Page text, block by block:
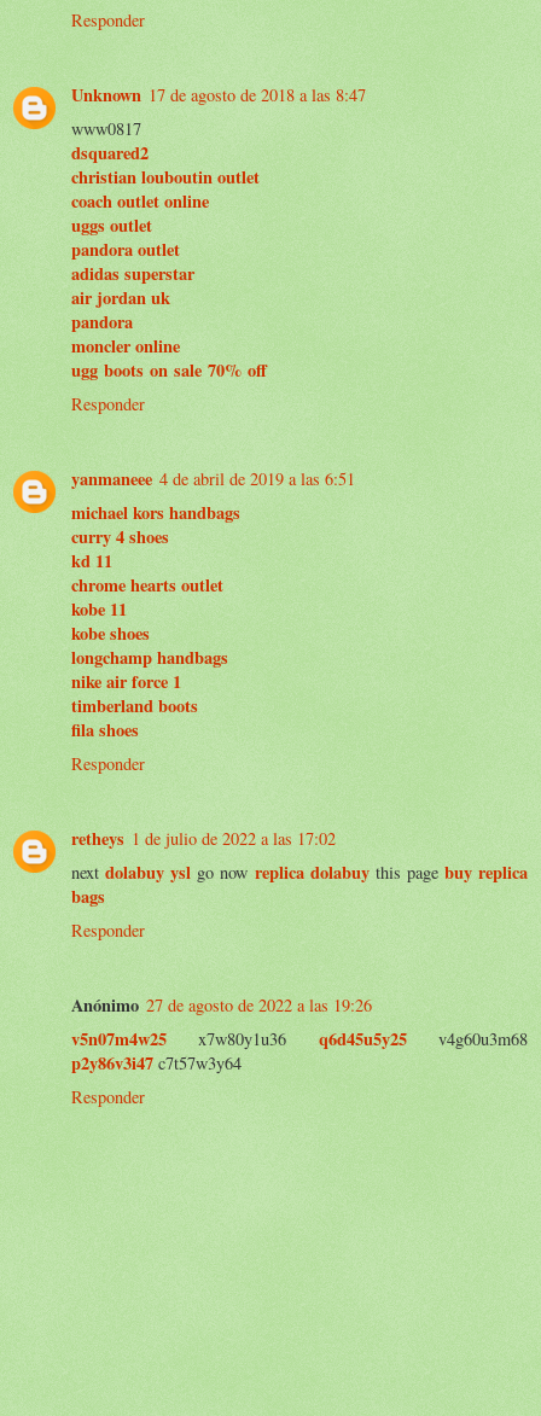
Responder
Unknown 17 de agosto de 2018 a las 8:47
www0817
dsquared2
christian louboutin outlet
coach outlet online
uggs outlet
pandora outlet
adidas superstar
air jordan uk
pandora
moncler online
ugg boots on sale 70% off
Responder
yanmaneee 4 de abril de 2019 a las 6:51
michael kors handbags
curry 4 shoes
kd 11
chrome hearts outlet
kobe 11
kobe shoes
longchamp handbags
nike air force 1
timberland boots
fila shoes
Responder
retheys 1 de julio de 2022 a las 17:02
nextdolabuy ysl go now replica dolabuythis page buy replica
bags
Responder
Anónimo 27 de agosto de 2022 a las 19:26
v5n07m4w25 x7w80y1u36 q6d45u5y25v4g60u3m68
p2y86v3i47 c7t57w3y64
Responder